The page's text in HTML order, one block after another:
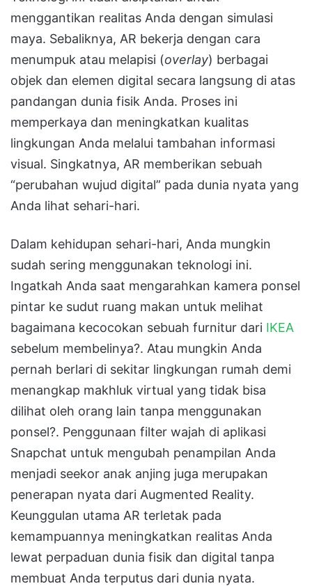
menggantikan realitas Anda dengan simulasi
maya. Sebaliknya, AR bekerja dengan cara
menumpuk atau melapisi (overlay) berbagai
objek dan elemen digital secara langsung di atas
pandangan dunia fisik Anda. Proses ini
memperkaya dan meningkatkan kualitas
lingkungan Anda melalui tambahan informasi
visual. Singkatnya, AR memberikan sebuah
“perubahan wujud digital” pada dunia nyata yang
Anda lihat sehari-hari.
Dalam kehidupan sehari-hari, Anda mungkin
sudah sering menggunakan teknologi ini.
Ingatkah Anda saat mengarahkan kamera ponsel
pintar ke sudut ruang makan untuk melihat
bagaimana kecocokan sebuah furnitur dari IKEA
sebelum membelinya?. Atau mungkin Anda
pernah berlari di sekitar lingkungan rumah demi
menangkap makhluk virtual yang tidak bisa
dilihat oleh orang lain tanpa menggunakan
ponsel?. Penggunaan filter wajah di aplikasi
Snapchat untuk mengubah penampilan Anda
menjadi seekor anak anjing juga merupakan
penerapan nyata dari Augmented Reality.
Keunggulan utama AR terletak pada
kemampuannya meningkatkan realitas Anda
lewat perpaduan dunia fisik dan digital tanpa
membuat Anda terputus dari dunia nyata.